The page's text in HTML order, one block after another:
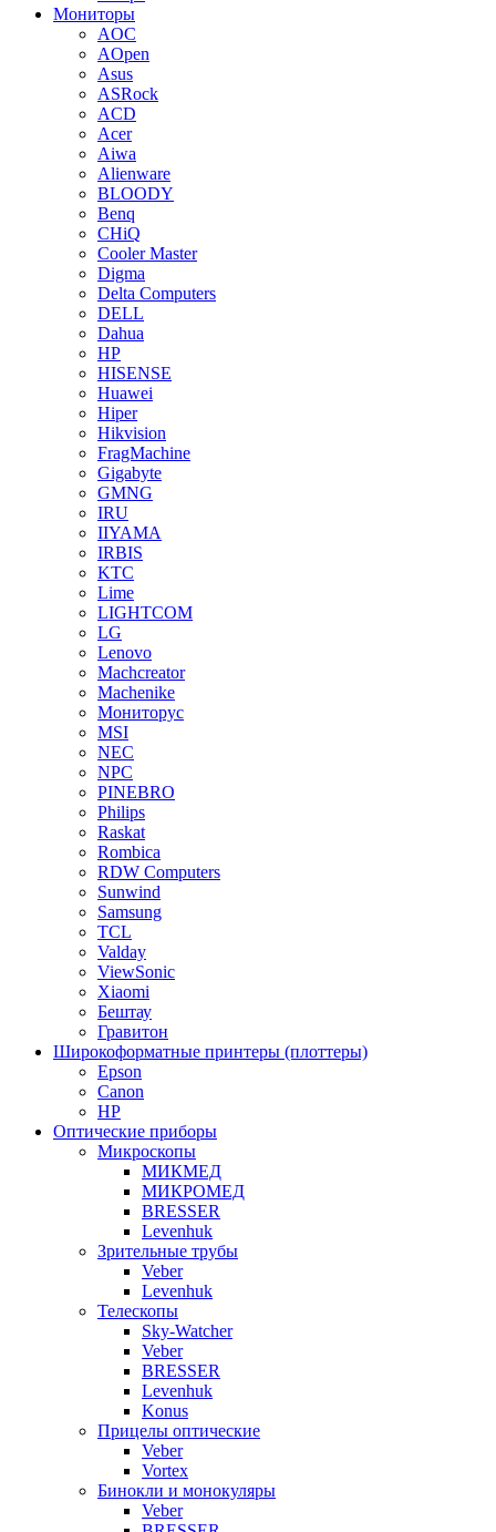
Мониторы
AOC
AOpen
Asus
ASRock
ACD
Acer
Aiwa
Alienware
BLOODY
Benq
CHiQ
Cooler Master
Digma
Delta Computers
DELL
Dahua
HP
HISENSE
Huawei
Hiper
Hikvision
FragMachine
Gigabyte
GMNG
IRU
IIYAMA
IRBIS
KTC
Lime
LIGHTCOM
LG
Lenovo
Machcreator
Machenike
Мониторус
MSI
NEC
NPC
PINEBRO
Philips
Raskat
Rombica
RDW Computers
Sunwind
Samsung
TCL
Valday
ViewSonic
Xiaomi
Бештау
Гравитон
Широкоформатные принтеры (плоттеры)
Epson
Canon
HP
Оптические приборы
Микроскопы
МИКМЕД
МИКРОМЕД
BRESSER
Levenhuk
Зрительные трубы
Veber
Levenhuk
Телескопы
Sky-Watcher
Veber
BRESSER
Levenhuk
Konus
Прицелы оптические
Veber
Vortex
Бинокли и монокуляры
Veber